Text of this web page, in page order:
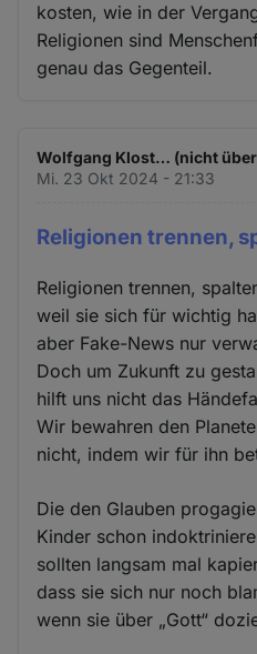
kosten, wie in der
Religionen sind
genau das Gegenteil.
Wolfgang Klost… (nicht
Mi. 23 Okt 2024 - 21:33
Religionen trennen,
Religionen trennen,
weil sie sich für wichtig
aber Fake-News nur
Doch um Zukunft zu
hilft uns nicht das
Wir bewahren den
nicht, indem wir für ihn
Die den Glauben
Kinder schon
sollten langsam mal
dass sie sich nur noch
wenn sie über „Gott“